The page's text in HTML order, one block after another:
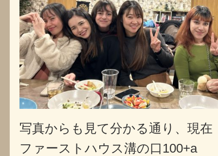
写真からも見て分かる通り、現在
ファーストハウス溝の口100+a